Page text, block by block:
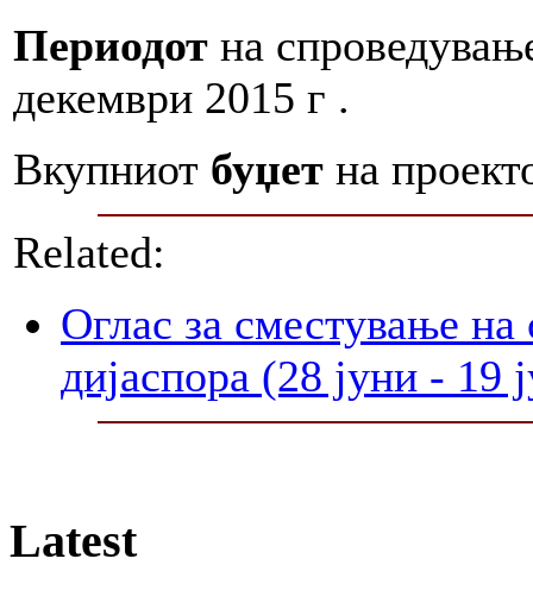
Периодот на
декември 2015 г .
Вкупниот буџет на
Related:
Оглас за сместување на
дијаспора (28 јуни - 19
Latest